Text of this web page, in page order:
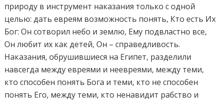
природу в инструмент наказания только с одной
целью: дать евреям возможность понять, Кто есть Их
Бог: Он сотворил небо и землю, Ему подвластно все,
Он любит их как детей, Он – справедливость.
Наказания, обрушившиеся на Египет, разделили
навсегда между евреями и неевреями, между теми,
кто способен понять Бога и теми, кто не способен
понять Его, между теми, кто ненавидит рабство и